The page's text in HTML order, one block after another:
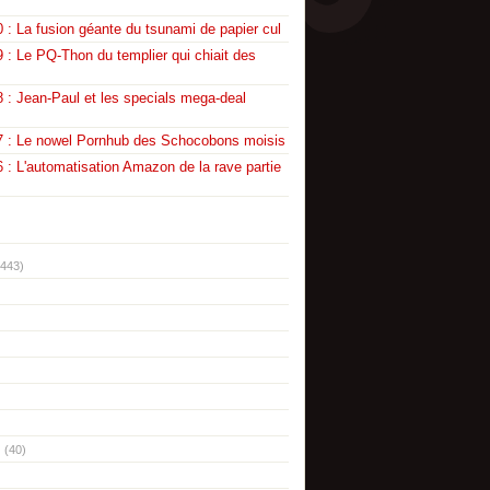
: La fusion géante du tsunami de papier cul
: Le PQ-Thon du templier qui chiait des
: Jean-Paul et les specials mega-deal
: Le nowel Pornhub des Schocobons moisis
: L'automatisation Amazon de la rave partie
(40)